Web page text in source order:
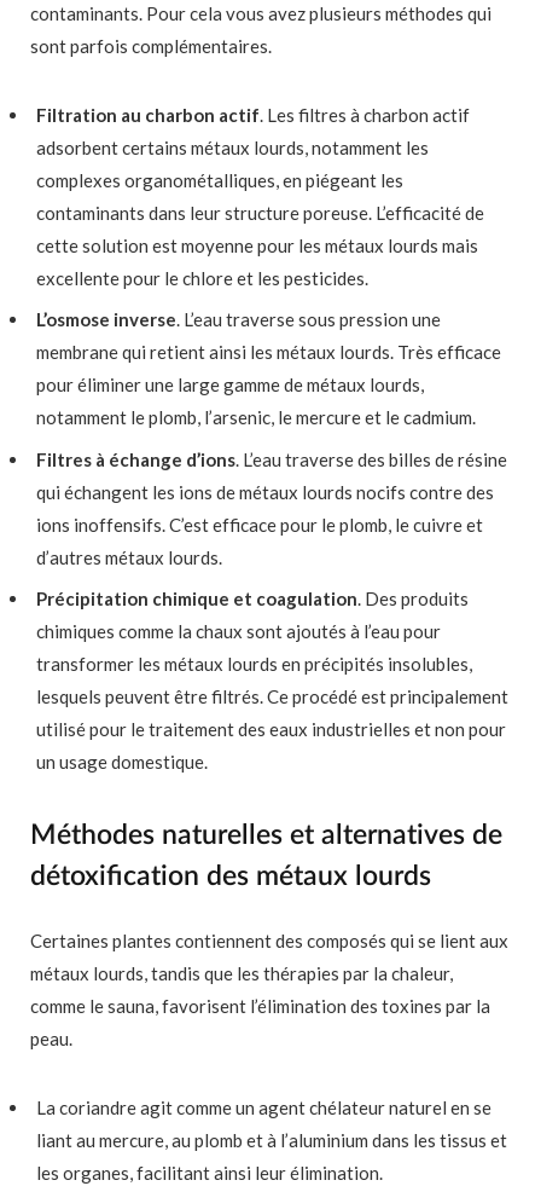
contaminants. Pour cela vous avez plusieurs méthodes qui
sont parfois complémentaires.
Filtration au charbon actif. Les filtres à charbon actif
adsorbent certains métaux lourds, notamment les
complexes organométalliques, en piégeant les
contaminants dans leur structure poreuse. L’efficacité de
cette solution est moyenne pour les métaux lourds mais
excellente pour le chlore et les pesticides.
L’osmose inverse. L’eau traverse sous pression une
membrane qui retient ainsi les métaux lourds. Très efficace
pour éliminer une large gamme de métaux lourds,
notamment le plomb, l’arsenic, le mercure et le cadmium.
Filtres à échange d’ions. L’eau traverse des billes de résine
qui échangent les ions de métaux lourds nocifs contre des
ions inoffensifs. C’est efficace pour le plomb, le cuivre et
d’autres métaux lourds.
Précipitation chimique et coagulation. Des produits
chimiques comme la chaux sont ajoutés à l’eau pour
transformer les métaux lourds en précipités insolubles,
lesquels peuvent être filtrés. Ce procédé est principalement
utilisé pour le traitement des eaux industrielles et non pour
un usage domestique.
Méthodes naturelles et alternatives de
détoxification des métaux lourds
Certaines plantes contiennent des composés qui se lient aux
métaux lourds, tandis que les thérapies par la chaleur,
comme le sauna, favorisent l’élimination des toxines par la
peau.
La coriandre agit comme un agent chélateur naturel en se
liant au mercure, au plomb et à l’aluminium dans les tissus et
les organes, facilitant ainsi leur élimination.